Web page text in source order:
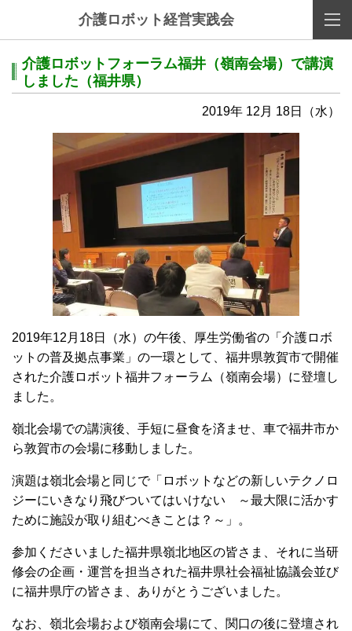
介護ロボット経営実践会
介護ロボットフォーラム福井 （嶺南会場） で講演
しました（福井県）
2019年 12月 18日（水）
2019年12 月 18日（水）の午後、厚生労働省の「介護ロボ
ットの普及拠点事業」の一環として、福井県敦賀市で開催
された介護ロボット福井フォーラム（嶺南会場）に登壇し
ました。
嶺北会場での講演後、手短に昼食を済ませ、車で福井市か
ら敦賀市の会場に移動しました。
演題は嶺北会場と同じで「ロボットなどの新しいテクノロ
ジーにいきなり飛びついてはいけない ～最大限に活かす
ために施設が取り組むべきことは？～」。
参加くださいました福井県嶺北地区の皆さま、それに当研
修会の企画・運営を担当された福井県社会福祉協議会並び
に福井県庁の皆さま、ありがとうございました。
なお、嶺北会場および嶺南会場にて、関口の後に登壇され